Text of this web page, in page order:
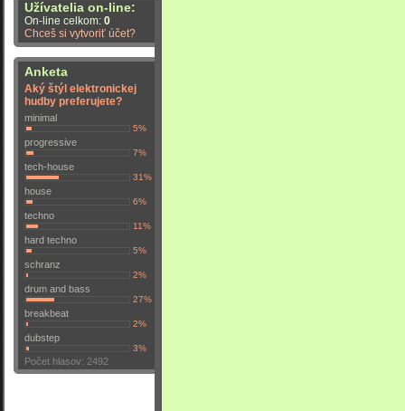
Užívatelia on-line:
On-line celkom: 0
Chceš si vytvoriť účet?
Anketa
Aký štýl elektronickej
hudby preferujete?
minimal
5%
progressive
7%
tech-house
31%
house
6%
techno
11%
hard techno
5%
schranz
2%
drum and bass
27%
breakbeat
2%
dubstep
3%
Počet hlasov: 2492